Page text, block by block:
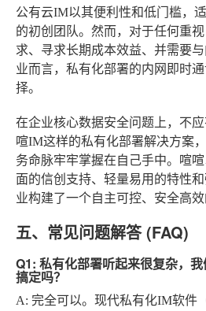
公有云IM以其便利性和低门槛，
的初创团队。然而，对于任何重视
求、寻求长期成本效益、并需要
业而言，私有化部署的内网即时
择。
在企业核心数据安全问题上，不
喧IM这样的私有化部署解决方案
务命脉牢牢掌握在自己手中。喧
面的信创支持、轻量易用的特性
业构建了一个自主可控、安全高效
五、常见问题解答 (FAQ)
Q1: 私有化部署听起来很复杂，
搞定吗？
A: 完全可以。现代私有化IM软件